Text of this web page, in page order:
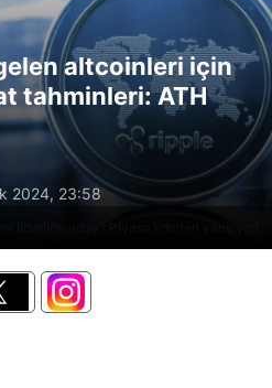
altcoinleri için
tahminleri: ATH
2024, 23:58